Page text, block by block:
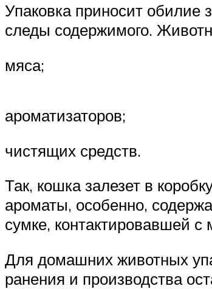
Упаковка приносит обилие
следы содержимого.
мяса;
ароматизаторов;
чистящих средств.
Так, кошка залезет в
ароматы, особенно,
сумке, контактировавшей
Для домашних животных
ранения и производства